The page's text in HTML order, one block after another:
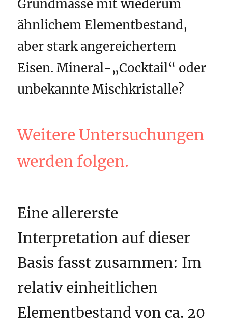
Grundmasse mit wiederum
ähnlichem Elementbestand,
aber stark angereichertem
Eisen. Mineral-„Cocktail“ oder
unbekannte Mischkristalle?
Weitere Untersuchungen
werden folgen.
Eine allererste
Interpretation auf dieser
Basis fasst zusammen: Im
relativ einheitlichen
Elementbestand von ca. 20